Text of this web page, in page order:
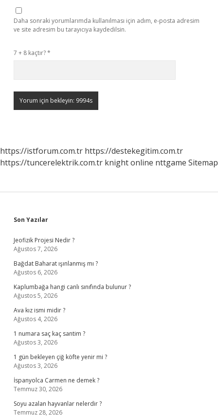
Daha sonraki yorumlarımda kullanılması için adım, e-posta adresim
ve site adresim bu tarayıcıya kaydedilsin.
7 + 8 kaçtır?*
https://istforum.com.tr https://destekegitim.com.tr
https://tuncerelektrik.com.tr knight online nttgame Sitemap
Sidebar
Son Yazılar
Jeofizik Projesi Nedir ?
Ağustos 7, 2026
Bağdat Baharat ışınlanmış mı ?
Ağustos 6, 2026
Kaplumbağa hangi canlı sınıfında bulunur ?
Ağustos 5, 2026
Ava kız ismi midir ?
Ağustos 4, 2026
1 numara saç kaç santim ?
Ağustos 3, 2026
1 gün bekleyen çiğ köfte yenir mi ?
Ağustos 3, 2026
İspanyolca Carmen ne demek ?
Temmuz 30, 2026
Soyu azalan hayvanlar nelerdir ?
Temmuz 28, 2026